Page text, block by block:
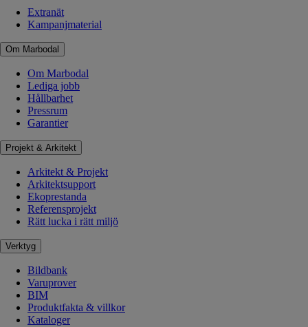
Extranät
Kampanjmaterial
Om Marbodal
Om Marbodal
Lediga jobb
Hållbarhet
Pressrum
Garantier
Projekt & Arkitekt
Arkitekt & Projekt
Arkitektsupport
Ekoprestanda
Referensprojekt
Rätt lucka i rätt miljö
Verktyg
Bildbank
Varuprover
BIM
Produktfakta & villkor
Kataloger